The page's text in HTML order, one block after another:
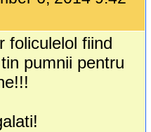
foliculelol fiind
pumnii pentru